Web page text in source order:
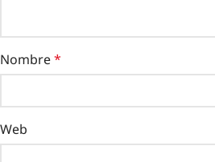
Nombre*
Web